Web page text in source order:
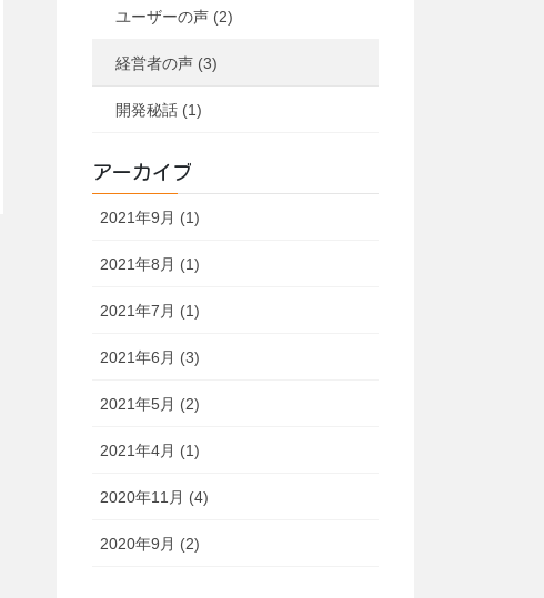
ユーザーの声 (2)
経営者の声 (3)
開発秘話 (1)
アーカイブ
2021年9月 (1)
2021年8月 (1)
2021年7月 (1)
2021年6月 (3)
2021年5月 (2)
2021年4月 (1)
2020年11月 (4)
2020年9月 (2)